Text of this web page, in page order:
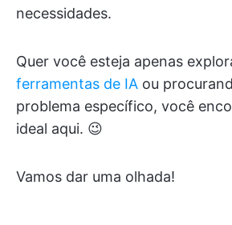
necessidades.
Quer você esteja apenas
ferramentas de IA ou
problema específico, você
ideal aqui. 😉
Vamos dar uma olhada!